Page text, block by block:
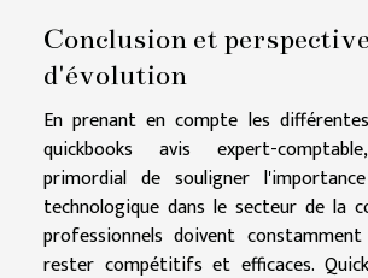
Conclusion et
d'évolution
En prenant en compte les
quickbooks avis expert-
primordial de souligner
technologique dans le secteur de la
professionnels doivent
rester compétitifs et efficaces.